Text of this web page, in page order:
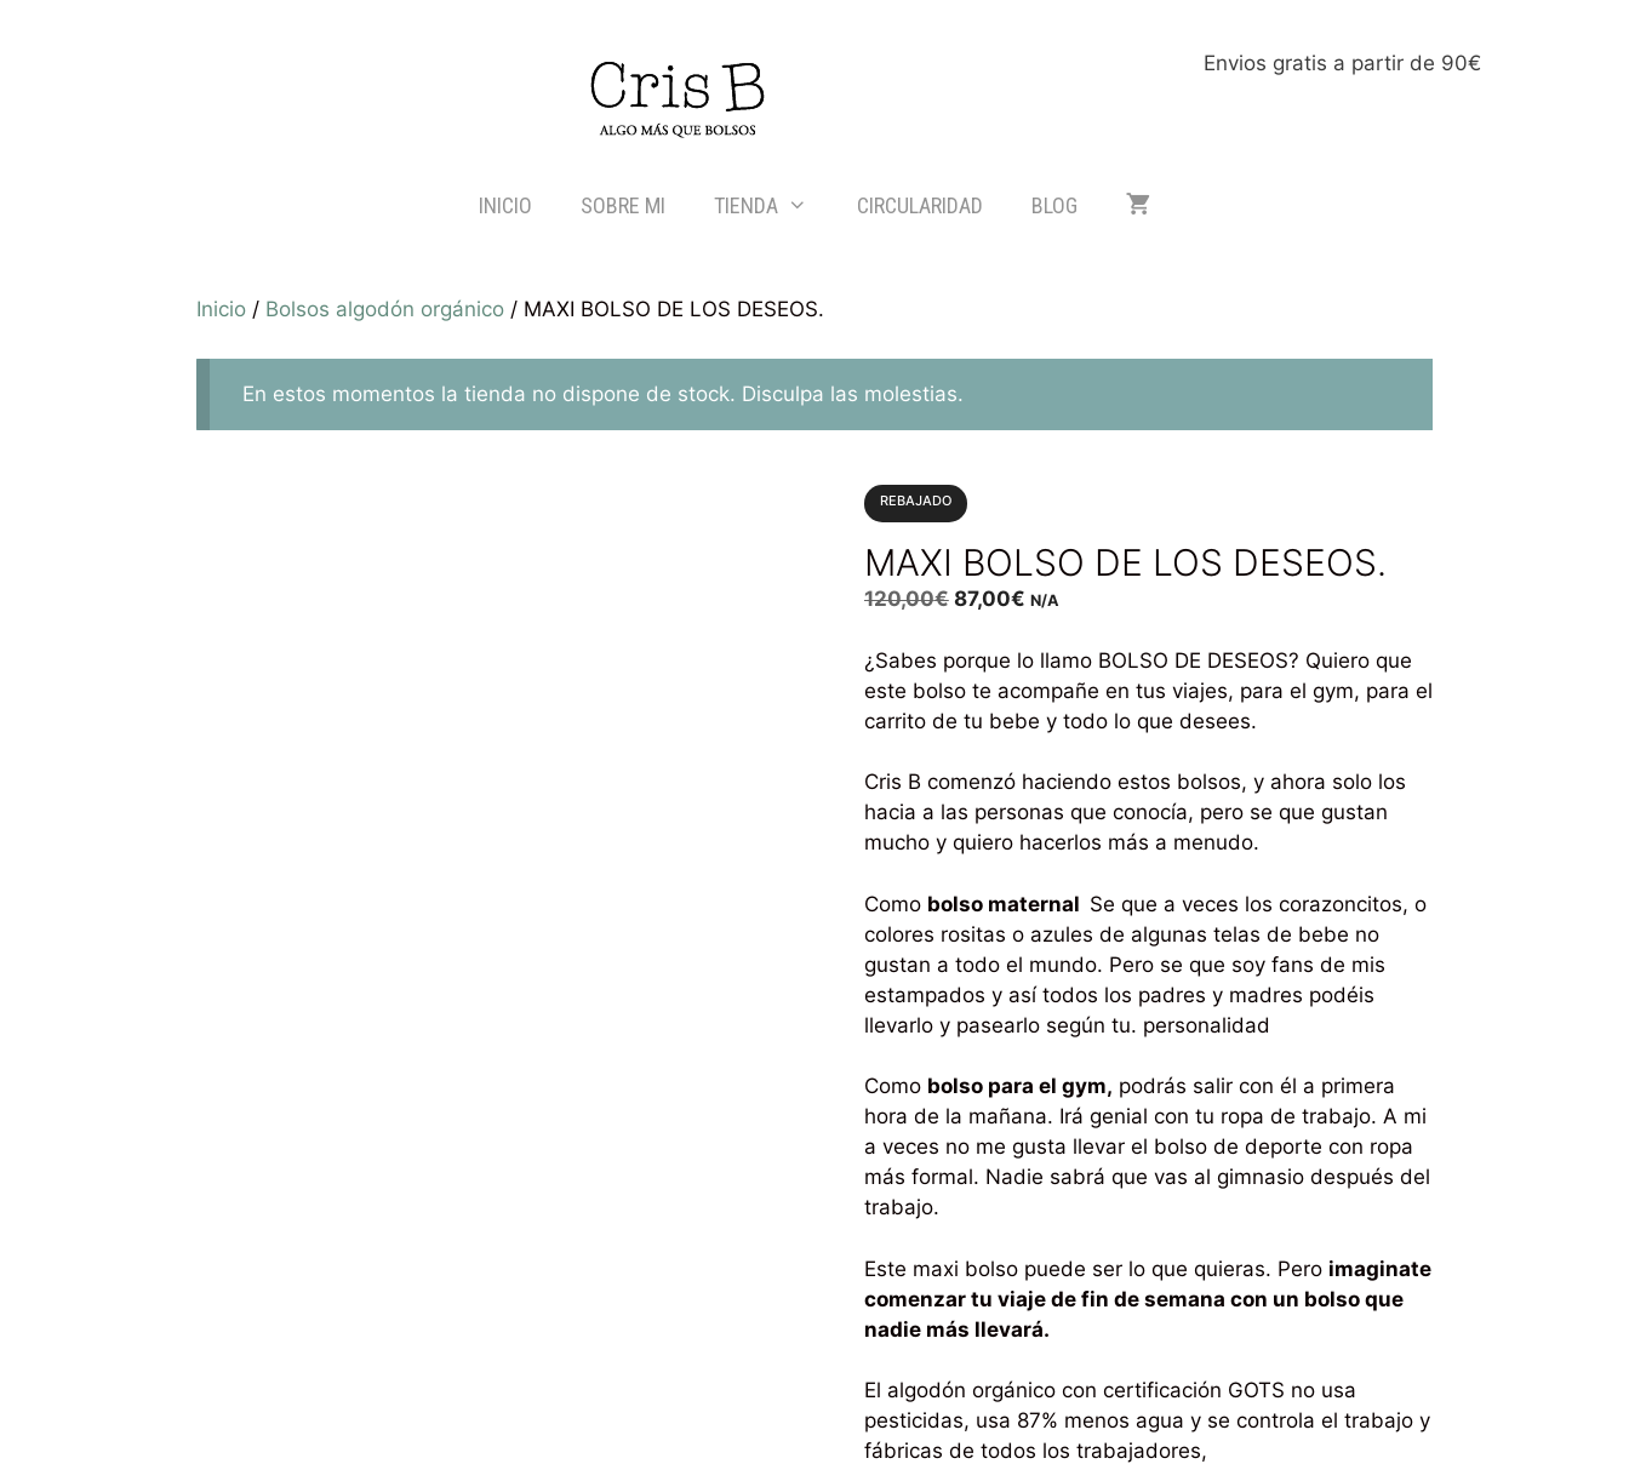
Envios gratis a partir de 90€
INICIO SOBRE MI TIENDA CIRCULARIDAD BLOG
Inicio / Bolsos algodón orgánico / MAXI BOLSO DE LOS DESEOS.
En estos momentos la tienda no dispone de stock. Disculpa las molestias.
REBAJADO
MAXI BOLSO DE LOS DESEOS.
120,00€ 87,00€ N/A
¿Sabes porque lo llamo BOLSO DE DESEOS? Quiero que
este bolso te acompañe en tus viajes, para el gym, para el
carrito de tu bebe y todo lo que desees.
Cris B comenzó haciendo estos bolsos, y ahora solo los
hacia a las personas que conocía, pero se que gustan
mucho y quiero hacerlos más a menudo.
Como bolso maternal Se que a veces los corazoncitos, o
colores rositas o azules de algunas telas de bebe no
gustan a todo el mundo. Pero se que soy fans de mis
estampados y así todos los padres y madres podéis
llevarlo y pasearlo según tu. personalidad
Como bolso para el gym, podrás salir con él a primera
hora de la mañana. Irá genial con tu ropa de trabajo. A mi
a veces no me gusta llevar el bolso de deporte con ropa
más formal. Nadie sabrá que vas al gimnasio después del
trabajo.
Este maxi bolso puede ser lo que quieras. Pero imaginate
comenzar tu viaje de fin de semana con un bolso que
nadie más llevará.
El algodón orgánico con certificación GOTS no usa
pesticidas, usa 87% menos agua y se controla el trabajo y
fábricas de todos los trabajadores,